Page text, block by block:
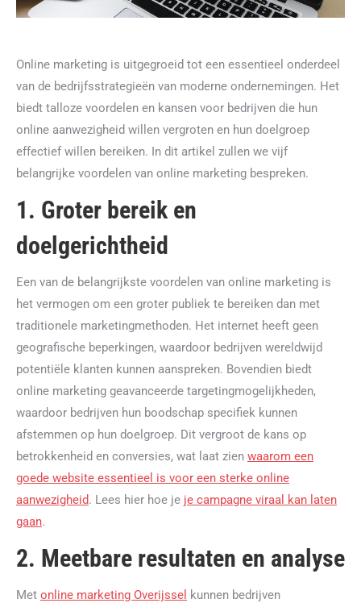
Online marketing is uitgegroeid tot een essentieel onderdeel
van de bedrijfsstrategieën van moderne ondernemingen. Het
biedt talloze voordelen en kansen voor bedrijven die hun
online aanwezigheid willen vergroten en hun doelgroep
effectief willen bereiken. In dit artikel zullen we vijf
belangrijke voordelen van online marketing bespreken.
1. Groter bereik en
doelgerichtheid
Een van de belangrijkste voordelen van online marketing is
het vermogen om een groter publiek te bereiken dan met
traditionele marketingmethoden. Het internet heeft geen
geografische beperkingen, waardoor bedrijven wereldwijd
potentiële klanten kunnen aanspreken. Bovendien biedt
online marketing geavanceerde targetingmogelijkheden,
waardoor bedrijven hun boodschap specifiek kunnen
afstemmen op hun doelgroep. Dit vergroot de kans op
betrokkenheid en conversies, wat laat zien waarom een
goede website essentieel is voor een sterke online
aanwezigheid. Lees hier hoe je je campagne viraal kan laten
gaan.
2. Meetbare resultaten en analyse
Met online marketing Overijssel kunnen bedrijven